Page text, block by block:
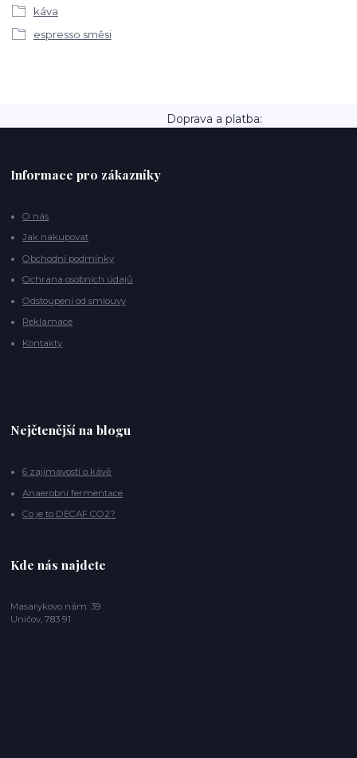
káva
espresso směsi
Doprava a platba:
Informace pro zákazníky
O nás
Jak nakupovat
Obchodní podmínky
Ochrana osobních údajů
Odstoupení od smlouvy
Reklamace
Kontakty
Nejčtenější na blogu
6 zajímavostí o kávě
Anaerobní fermentace
Co je to DECAF CO2?
Kde nás najdete
Masarykovo nám. 39
Uničov, 783 91